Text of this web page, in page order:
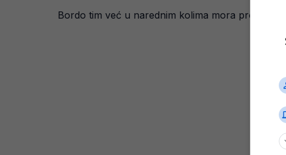
Bordo tim već u narednim kolima mora pronaći